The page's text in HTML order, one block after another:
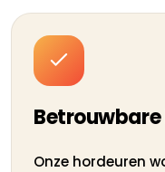
Onze hordeuren